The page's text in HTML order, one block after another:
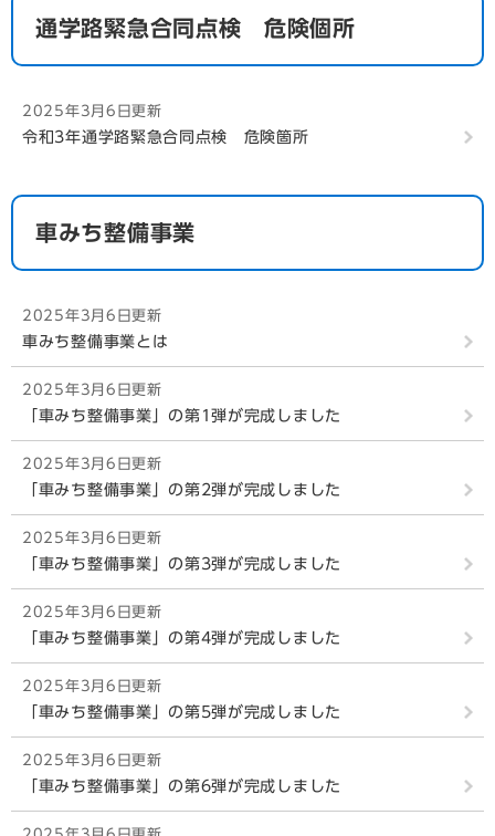
2024年11月11日更新
中島川公園 眺めを楽しむ公園
2024年11月11日更新
2024年11月11日更新
2024年11月11日更新
2024年11月11日更新
2024年11月11日更新
2024年11月11日更新
2024年11月11日更新
通学路緊急合同点検 危険個所
2025年3月6日更新
令和3年通学路緊急合同点検 危険箇所
車みち整備事業
2025年3月6日更新
車みち整備事業とは
2025年3月6日更新
「車みち整備事業」の第1弾が完成しました
2025年3月6日更新
「車みち整備事業」の第2弾が完成しました
2025年3月6日更新
「車みち整備事業」の第3弾が完成しました
2025年3月6日更新
「車みち整備事業」の第4弾が完成しました
2025年3月6日更新
「車みち整備事業」の第5弾が完成しました
2025年3月6日更新
「車みち整備事業」の第6弾が完成しました